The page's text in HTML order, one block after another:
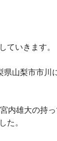
ていきます。
山梨市市川
内雄大の持
た。